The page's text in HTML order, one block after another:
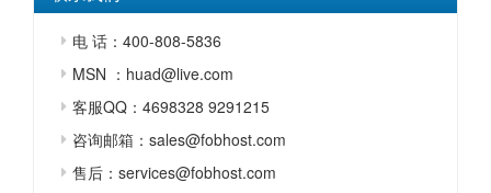
电 话：400-808-5836
MSN ：huad@live.com
客服QQ：4698328 9291215
咨询邮箱：sales@fobhost.com
售后：services@fobhost.com